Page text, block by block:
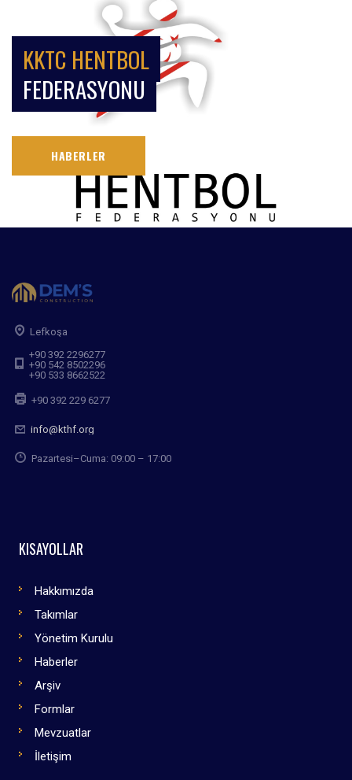
KKTC HENTBOL
FEDERASYONU
HABERLER
Lefkoşa
+90 392 2296277
+90 542 8502296
+90 533 8662522
+90 392 229 6277
info@kthf.org
Pazartesi–Cuma: 09:00 – 17:00
KISAYOLLAR
Hakkımızda
Takımlar
Yönetim Kurulu
Haberler
Arşiv
Formlar
Mevzuatlar
İletişim